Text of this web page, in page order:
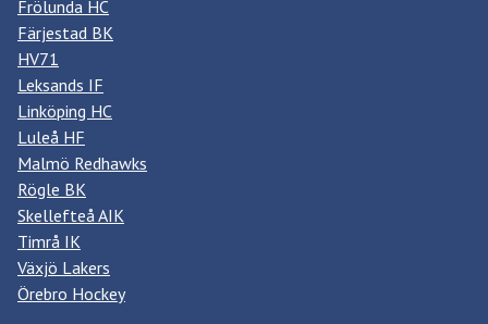
Frölunda HC
Färjestad BK
HV71
Leksands IF
Linköping HC
Luleå HF
Malmö Redhawks
Rögle BK
Skellefteå AIK
Timrå IK
Växjö Lakers
Örebro Hockey